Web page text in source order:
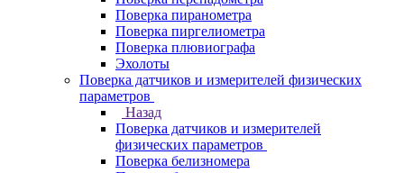
Поверка пиранометра
Поверка пиргелиометра
Поверка плювиографа
Эхолоты
Поверка датчиков и измерителей физических
параметров
Назад
Поверка датчиков и измерителей
физических параметров
Поверка белизномера